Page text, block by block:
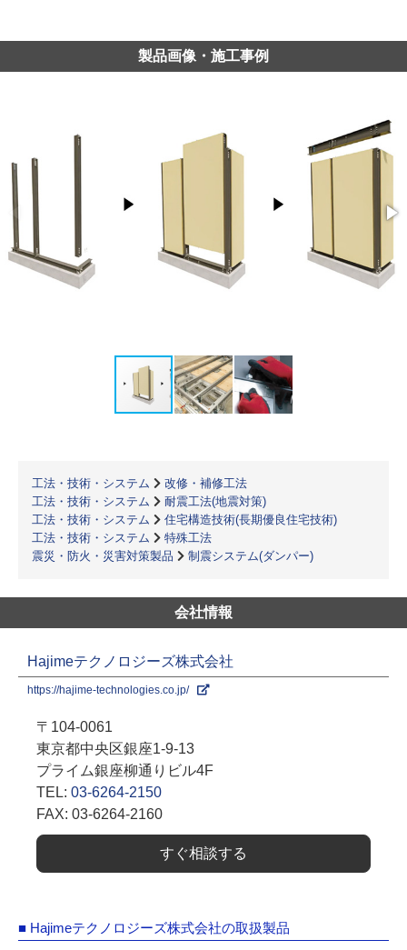
製品画像・施工事例
工法・技術・システム
改修・補修工法
工法・技術・システム
耐震工法(地震対策)
工法・技術・システム
住宅構造技術(長期優良住宅技術)
工法・技術・システム
特殊工法
震災・防火・災害対策製品
制震システム(ダンパー)
会社情報
Hajimeテクノロジーズ株式会社
https://hajime-technologies.co.jp/
〒104-0061
東京都中央区銀座1-9-13
プライム銀座柳通りビル4F
TEL: 03-6264-2150
FAX: 03-6264-2160
すぐ相談する
■ Hajimeテクノロジーズ株式会社の取扱製品